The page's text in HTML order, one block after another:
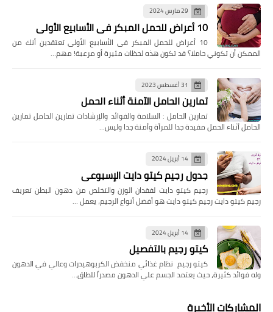
29 مارس 2024
10 أعراض للحمل المبكر فى الأسابيع الأولى
10 أعراض للحمل المبكر فى الأسابيع الأولى تعتقدين أنك من
الممكن أن تكوني حاملا؟ فد تكون هذه لحظات مثيرة أو مرعبة! مهم…
31 أغسطس 2023
تمارين الحامل الآمنة أثناء الحمل
تمارين الحامل : السلامة والفوائد والإرشادات تمارين الحامل تمارين
الحامل أثناء الحمل مفيدة جدا للمرأة وأمنة جدا وليس…
14 أبريل 2024
جدول رجيم كيتو دايت الإسبوعى
رجيم كيتو دايت لفقدان الوزن والتخلص من دهون البطن تعريف
رجيم كيتو دايت رجيم كيتو دايت هو أفضل أنواع الرجيم، يعمل …
14 أبريل 2024
كيتو رجيم بالتفصيل
كيتو رجيم نظام غذائي منخفض الكربوهيدرات وعالي في الدهون
وله فوائد كثيرة، حيث يعتمد الجسم علي الدهون مصدراً للطاق…
المشاركات الأخيرة